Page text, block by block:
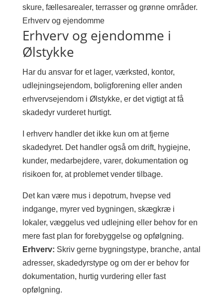
skure, fællesarealer, terrasser og grønne områder.
Erhverv og ejendomme
Erhverv og ejendomme i
Ølstykke
Har du ansvar for et lager, værksted, kontor,
udlejningsejendom, boligforening eller anden
erhvervsejendom i Ølstykke, er det vigtigt at få
skadedyr vurderet hurtigt.
I erhverv handler det ikke kun om at fjerne
skadedyret. Det handler også om drift, hygiejne,
kunder, medarbejdere, varer, dokumentation og
risikoen for, at problemet vender tilbage.
Det kan være mus i depotrum, hvepse ved
indgange, myrer ved bygningen, skægkræ i
lokaler, væggelus ved udlejning eller behov for en
mere fast plan for forebyggelse og opfølgning.
Erhverv: Skriv gerne bygningstype, branche, antal
adresser, skadedyrstype og om der er behov for
dokumentation, hurtig vurdering eller fast
opfølgning.